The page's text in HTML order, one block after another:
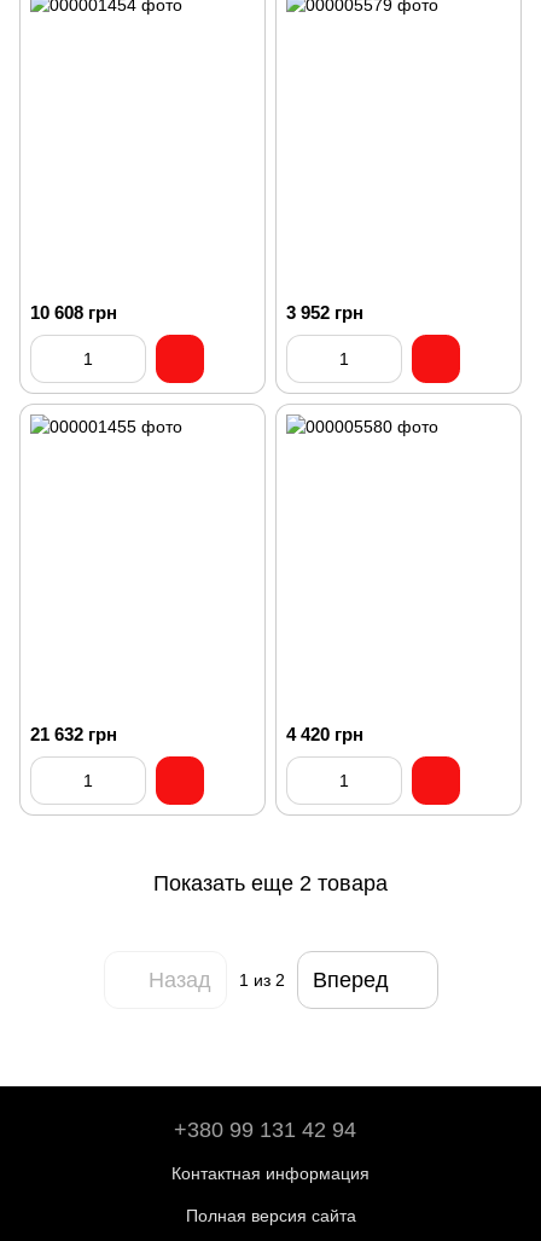
10 608 грн 3 952 грн
21 632 грн 4 420 грн
Показать еще 2 товара
Назад 1 из 2 Вперед
+380 99 131 42 94
Контактная информация
Полная версия сайта